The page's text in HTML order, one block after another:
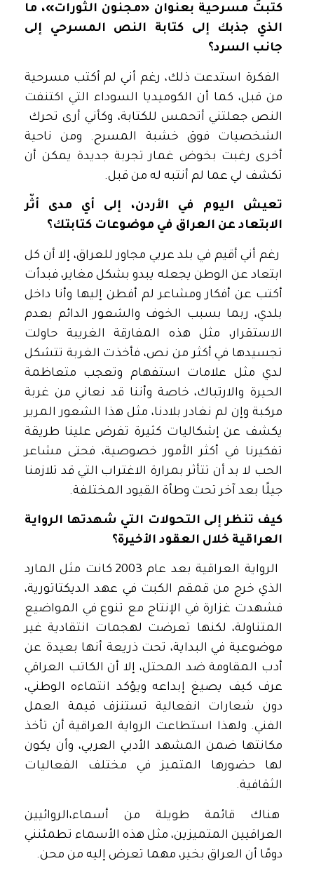
كتبتَ مسرحية بعنوان «مجنون الثورات»، ما
الذي جذبك إلى كتابة النص المسرحي إلى
جانب السرد؟
الفكرة استدعت ذلك، رغم أني لم أكتب مسرحية
من قبل، كما أن الكوميديا السوداء التي اكتنفت
النص جعلتني أتحمس للكتابة، وكأني أرى تحرك
الشخصيات فوق خشبة المسرح. ومن ناحية
أخرى رغبت بخوض غمار تجربة جديدة يمكن أن
تكشف لي عما لم أنتبه له من قبل.
تعيش اليوم في الأردن، إلى أي مدى أثّر
الابتعاد عن العراق في موضوعات كتابتك؟
رغم أني أقيم في بلد عربي مجاور للعراق، إلا أن كل
ابتعاد عن الوطن يجعله يبدو بشكل مغاير، فبدأت
أكتب عن أفكار ومشاعر لم أفطن إليها وأنا داخل
بلدي، ربما بسبب الخوف والشعور الدائم بعدم
الاستقرار، مثل هذه المفارقة الغريبة حاولت
تجسيدها في أكثر من نص، فأخذت الغربة تتشكل
لدي مثل علامات استفهام وتعجب متعاظمة
الحيرة والارتباك، خاصة وأننا قد نعاني من غربة
مركبة وإن لم نغادر بلادنا، مثل هذا الشعور المرير
يكشف عن إشكاليات كثيرة تفرض علينا طريقة
تفكيرنا في أكثر الأمور خصوصية، فحتى مشاعر
الحب لا بد أن تتأثر بمرارة الاغتراب التي قد تلازمنا
جيلًا بعد آخر تحت وطأة القيود المختلفة.
كيف تنظر إلى التحولات التي شهدتها الرواية
العراقية خلال العقود الأخيرة؟
الرواية العراقية بعد عام 2003 كانت مثل المارد
الذي خرج من قمقم الكبت في عهد الديكتاتورية،
فشهدت غزارة في الإنتاج مع تنوع في المواضيع
المتناولة، لكنها تعرضت لهجمات انتقادية غير
موضوعية في البداية، تحت ذريعة أنها بعيدة عن
أدب المقاومة ضد المحتل، إلا أن الكاتب العراقي
عرف كيف يصيغ إبداعه ويؤكد انتماءه الوطني،
دون شعارات انفعالية تستنزف قيمة العمل
الفني. ولهذا استطاعت الرواية العراقية أن تأخذ
مكانتها ضمن المشهد الأدبي العربي، وأن يكون
لها حضورها المتميز في مختلف الفعاليات
الثقافية.
هناك قائمة طويلة من أسماء،الروائيين
العراقيين المتميزين، مثل هذه الأسماء تطمئنني
دومًا أن العراق بخير، مهما تعرض إليه من محن.